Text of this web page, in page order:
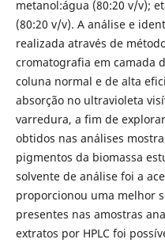
metanol:água (80:20 v/v);
(80:20 v/v). A análise e
realizada através de
cromatografia em camada
coluna normal e de alta
absorção no ultravioleta
varredura, a fim de
obtidos nas análises
pigmentos da biomassa
solvente de análise foi a
proporcionou uma melhor
presentes nas amostras
extratos por HPLC foi